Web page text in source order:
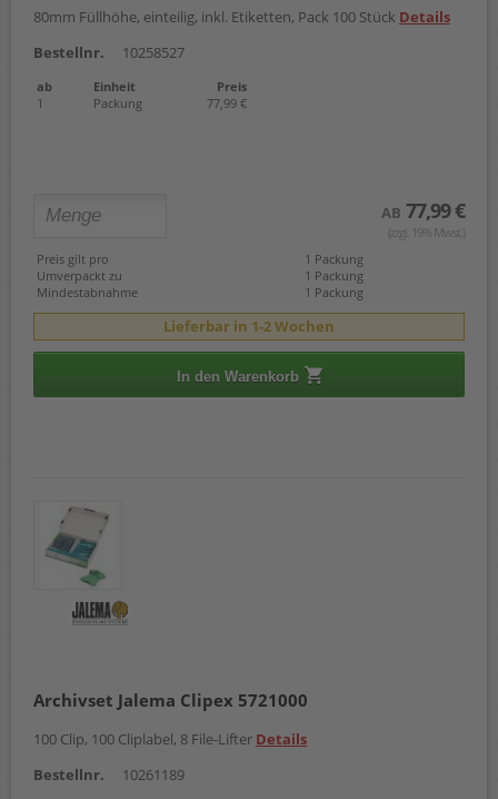
80mm Füllhöhe, einteilig, inkl. Etiketten, Pack 100 Stück Details
Bestellnr.
10258527
ab Einheit
Preis
1
Packung 77,99 €
AB 77,99 €
(zzgl. 19% Mwst.)
Preis gilt pro
1 Packung
Umverpackt zu
1 Packung
Mindestabnahme
1 Packung
Lieferbar in 1-2 Wochen
In den Warenkorb
Archivset Jalema Clipex 5721000
100 Clip, 100 Cliplabel, 8 File-Lifter Details
Bestellnr.
10261189